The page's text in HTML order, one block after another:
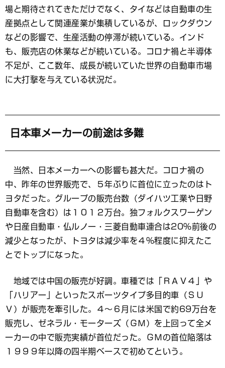
場と期待されてきただけでなく、タイなどは自動車の生
産拠点として関連産業が集積しているが、ロックダウン
などの影響で、生産活動の停滞が続いている。インド
も、販売店の休業などが続いている。コロナ禍と半導体
不足が、ここ数年、成長が続いていた世界の自動車市場
に大打撃を与えている状況だ。
日本車メーカーの前途は多難
当然、日本メーカーへの影響も甚大だ。コロナ禍の
中、昨年の世界販売で、５年ぶりに首位に立ったのはト
ヨタだった。グループの販売台数（ダイハツ工業や日野
自動車を含む）は１０１２万台。独フォルクスワーゲン
や日産自動車・仏ルノー・三菱自動車連合は20％前後の
減少となったが、トヨタは減少率を４％程度に抑えたこ
とでトップになった。
地域では中国の販売が好調。車種では「ＲＡＶ４」や
「ハリアー」といったスポーツタイプ多目的車（ＳＵ
Ｖ）が販売を牽引した。４～６月には米国で約69万台を
販売し、ゼネラル・モーターズ（ＧＭ）を上回って全メ
ーカーの中で販売実績が首位だった。ＧＭの首位陥落は
１９９９年以降の四半期ベースで初めてという。